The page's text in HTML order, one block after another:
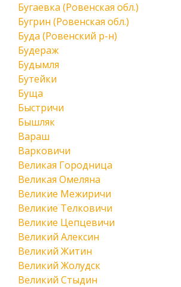
Бугаевка (Ровенская обл.)
Бугрин (Ровенская обл.)
Буда (Ровенский р-н)
Будераж
Будымля
Бутейки
Буща
Быстричи
Бышляк
Вараш
Варковичи
Великая Городница
Великая Омеляна
Великие Межиричи
Великие Телковичи
Великие Цепцевичи
Великий Алексин
Великий Житин
Великий Жолудск
Великий Стыдин